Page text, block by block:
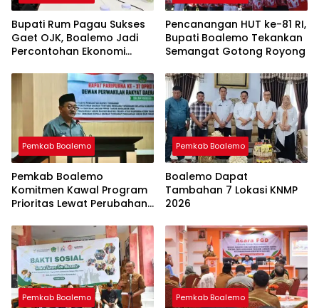
Bupati Rum Pagau Sukses
Gaet OJK, Boalemo Jadi
Percontohan Ekonomi
Pencanangan HUT ke-81 RI,
Bupati Boalemo Tekankan
Semangat Gotong Royong
Pemkab Boalemo
Pemkab Boalemo
Komitmen Kawal Program
Prioritas Lewat Perubahan
Pemkab Boalemo
Boalemo Dapat
Tambahan 7 Lokasi KNMP
2026
Pemkab Boalemo Pemkab Boalemo